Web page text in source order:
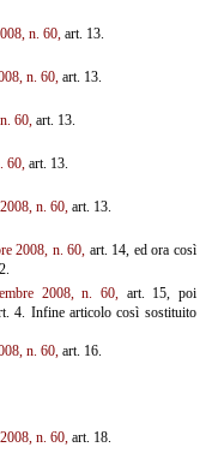
n. 60,art. 13.
n. 60,art. 13.
60,art. 13.
60,art. 13.
n. 60,art. 13.
2008, n. 60, art. 14, ed ora così
2008, n. 60, art. 15, poi
4. Infine articolo così sostituito
n. 60,art. 16.
n. 60,art. 18.